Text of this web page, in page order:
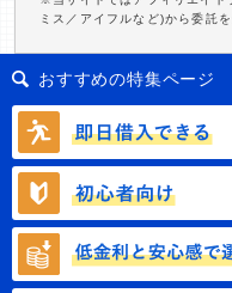
ミス／アイフルなど)から委託
おすすめの特集ページ